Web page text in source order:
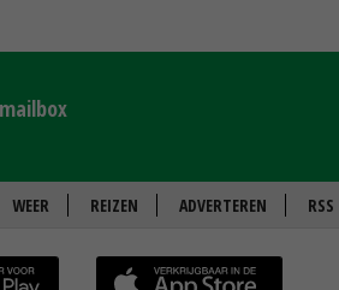
WEER REIZEN ADVERTEREN RSS